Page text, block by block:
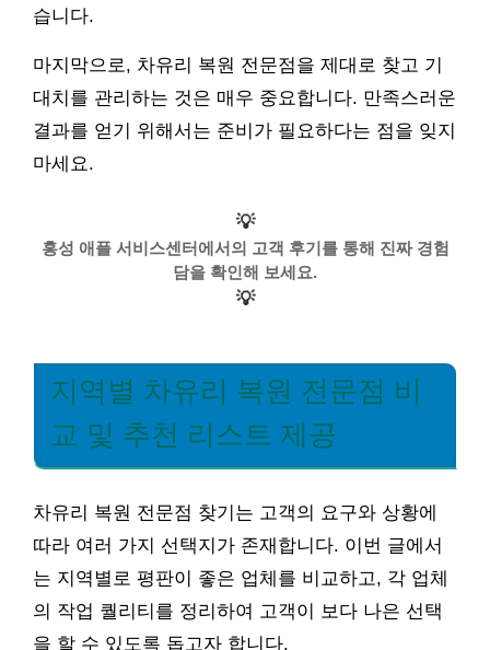
습니다.
마지막으로, 차유리 복원 전문점을 제대로 찾고 기
대치를 관리하는 것은 매우 중요합니다. 만족스러운
결과를 얻기 위해서는 준비가 필요하다는 점을 잊지
마세요.
💡
홍성 애플 서비스센터에서의 고객 후기를 통해 진짜 경험
담을 확인해 보세요.
💡
지역별 차유리 복원 전문점 비
교 및 추천 리스트 제공
차유리 복원 전문점 찾기는 고객의 요구와 상황에
따라 여러 가지 선택지가 존재합니다. 이번 글에서
는 지역별로 평판이 좋은 업체를 비교하고, 각 업체
의 작업 퀄리티를 정리하여 고객이 보다 나은 선택
을 할 수 있도록 돕고자 합니다.